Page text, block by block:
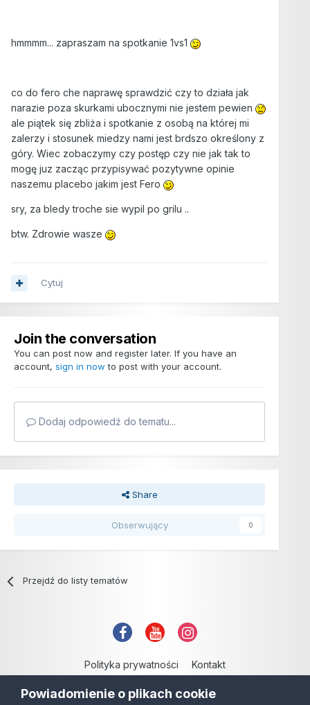
hmmmm... zapraszam na spotkanie 1vs1
co do fero che naprawę sprawdzić czy to działa jak
narazie poza skurkami ubocznymi nie jestem pewien
ale piątek się zbliża i spotkanie z osobą na której mi
zalerzy i stosunek miedzy nami jest brdszo określony z
góry. Wiec zobaczymy czy postęp czy nie jak tak to
mogę juz zacząc przypisywać pozytywne opinie
naszemu placebo jakim jest Fero
sry, za bledy troche sie wypil po grilu ..
btw. Zdrowie wasze
Cytuj
Join the conversation
You can post now and register later. If you have an
account, sign in now to post with your account.
Dodaj odpowiedź do tematu...
Share
Obserwujący 0
Przejdź do listy tematów
Polityka prywatności Kontakt
Powered by Invision Community
Powiadomienie o plikach cookie